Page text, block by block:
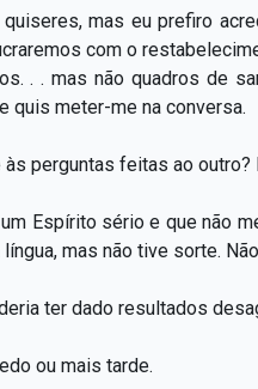
mas eu prefiro
com o
. . mas não quadros de
quis meter-me na conversa.
perguntas feitas ao outro?
Espírito sério e que não
mas não tive sorte.
ter dado resultados
ou mais tarde.